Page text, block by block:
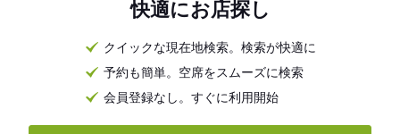
快適にお店探し
クイックな現在地検索。検索が快適に
予約も簡単。空席をスムーズに検索
会員登録なし。すぐに利用開始